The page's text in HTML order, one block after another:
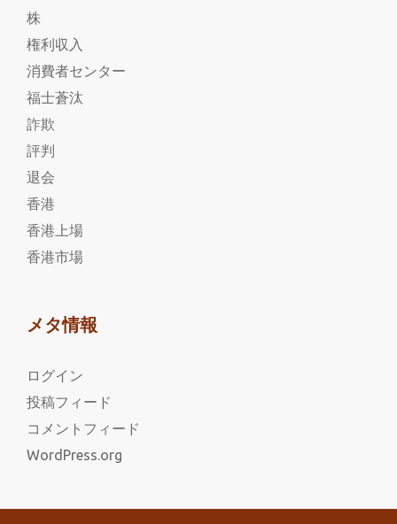
株
権利収入
消費者センター
福士蒼汰
詐欺
評判
退会
香港
香港上場
香港市場
メタ情報
ログイン
投稿フィード
コメントフィード
WordPress.org